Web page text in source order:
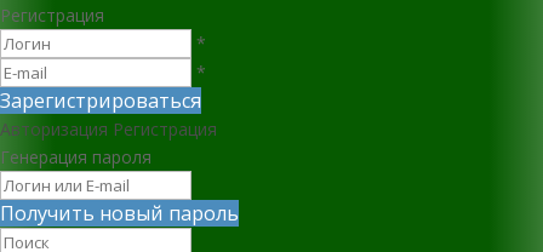
Регистрация
*
*
Зарегистрироваться
Авторизация Регистрация
Генерация пароля
Получить новый пароль